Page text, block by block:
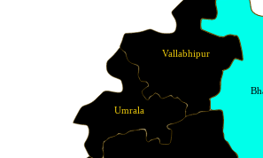
Vallabhipur
Umrala